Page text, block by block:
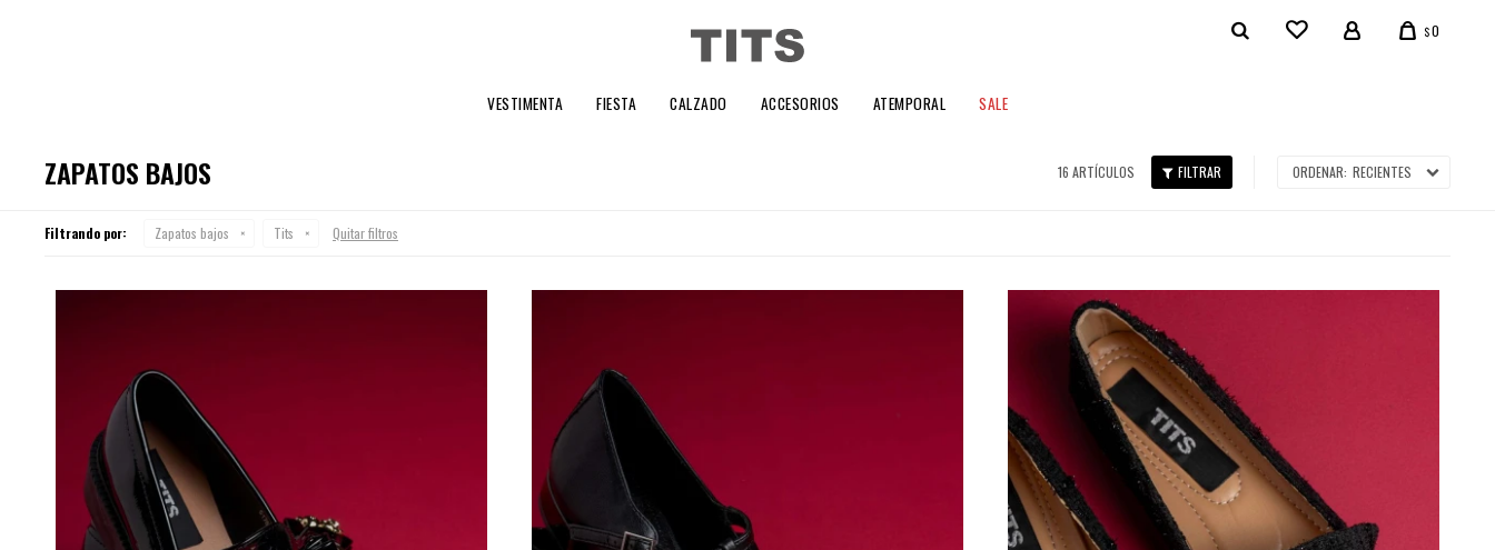
VESTIMENTA FIESTA CALZADO ACCESORIOS ATEMPORAL SALE
$0
ZAPATOS BAJOS 16 ARTÍCULOS RECIENTES
Filtrando por: Zapatos bajos Tits Quitar filtros